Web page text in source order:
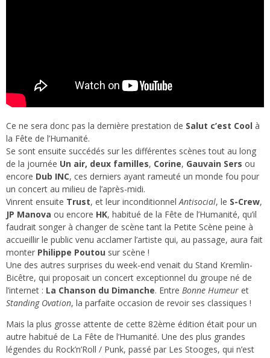
Ce ne sera donc pas la dernière prestation de Salut c’est Cool à
la Fête de l’Humanité.
Se sont ensuite succédés sur les différentes scènes tout au long
de la journée Un air, deux familles, Corine, Gauvain Sers ou
encore Dub INC, ces derniers ayant rameuté un monde fou pour
un concert au milieu de l’après-midi.
Vinrent ensuite Trust, et leur inconditionnel Antisocial, le S-Crew,
JP Manova ou encore HK, habitué de la Fête de l’Humanité, qu’il
faudrait songer à changer de scène tant la Petite Scène peine à
accueillir le public venu acclamer l’artiste qui, au passage, aura fait
monter Philippe Poutou sur scène !
Une des autres surprises du week-end venait du Stand Kremlin-
Bicêtre, qui proposait un concert exceptionnel du groupe né de
l’internet : La Chanson du Dimanche. Entre Bonne Humeur et
Standing Ovation, la parfaite occasion de revoir ses classiques !
Mais la plus grosse attente de cette 82ème édition était pour un
autre habitué de La Fête de l’Humanité. Une des plus grandes
légendes du Rock’n’Roll / Punk, passé par Les Stooges, qui n’est